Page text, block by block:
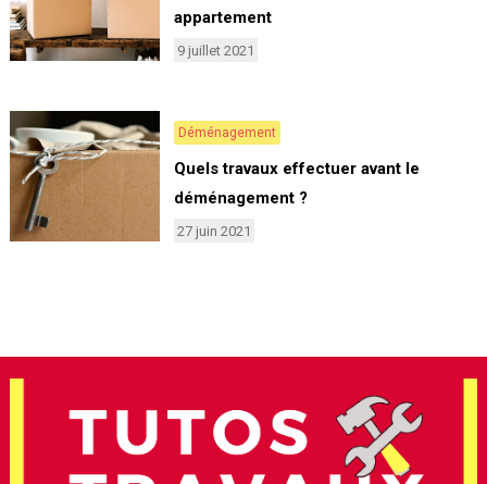
appartement
9 juillet 2021
Déménagement
Quels travaux effectuer avant le
déménagement ?
27 juin 2021